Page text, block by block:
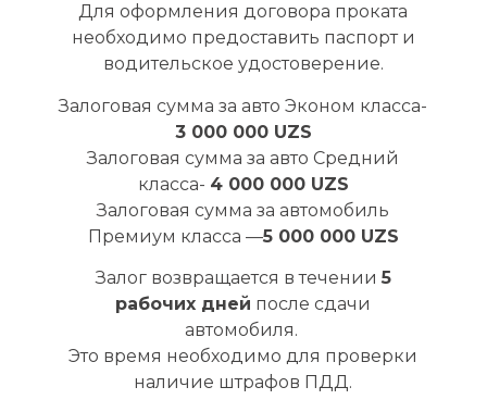
Для оформления договора проката
необходимо предоставить паспорт и
водительское удостоверение.
Залоговая сумма за авто Эконом класса-
3 000 000 UZS
Залоговая сумма за авто Средний
класса- 4 000 000 UZS
Залоговая сумма за автомобиль
Премиум класса —5 000 000 UZS
Залог возвращается в течении 5
рабочих дней после сдачи
автомобиля.
Это время необходимо для проверки
наличие штрафов ПДД.